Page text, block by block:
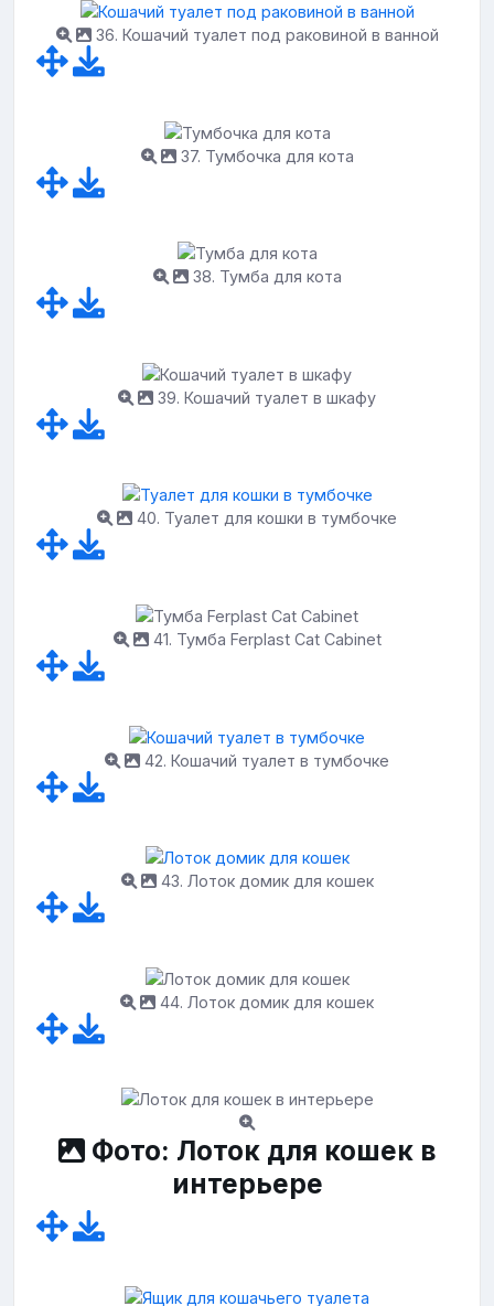
36. Кошачий туалет под раковиной в ванной
37. Тумбочка для кота
38. Тумба для кота
39. Кошачий туалет в шкафу
40. Туалет для кошки в тумбочке
41. Тумба Ferplast Cat Cabinet
42. Кошачий туалет в тумбочке
43. Лоток домик для кошек
44. Лоток домик для кошек
Фото: Лоток для кошек в
интерьере